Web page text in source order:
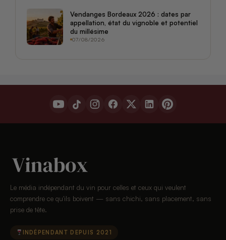
Vendanges Bordeaux 2026 : dates par
appellation, état du vignoble et potentiel
du millésime
07/08/2026
Le média indépendant du vin pour celles et ceux qui veulent
comprendre ce qu'ils boivent — sans chichi, sans placement, sans
prise de tête.
INDÉPENDANT DEPUIS 2021